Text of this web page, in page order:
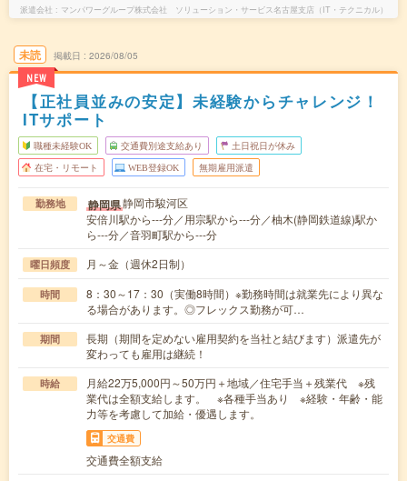
派遣会社 マンパワーグループ株式会社 ソリューション・サービス名古屋支店（IT・テクニカル）
未読
NEW
掲載日 2026/08/05
【正社員並みの安定】未経験からチャレンジ！
ITサポート
職種未経験OK 交通費別途支給あり 土日祝日が休み
在宅・リモート WEB登録OK 無期雇用派遣
勤務地 静岡県静岡市駿河区
安倍川駅から---分／用宗駅から---分／柚木(静岡鉄道線)駅か
ら---分／音羽町駅から---分
曜日頻度 月～金（週休2日制）
時間
8：30～17：30（実働8時間）※勤務時間は就業先により異な
る場合があります。◎フレックス勤務が可…
期間
長期（期間を定めない雇用契約を当社と結びます）派遣先が
変わっても雇用は継続！
時給
月給22万5,000円～50万円＋地域／住宅手当＋残業代 ※残
業代は全額支給します。 ※各種手当あり ※経験・年齢・能
力等を考慮して加給・優遇します。
交通費
交通費全額支給